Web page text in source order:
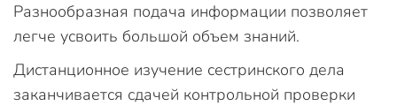
Разнообразная подача информации позволяет
легче усвоить большой объем знаний.
Дистанционное изучение сестринского дела
заканчивается сдачей контрольной проверки